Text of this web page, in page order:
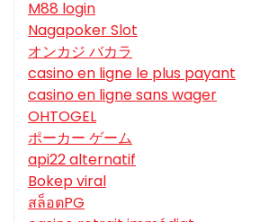
M88 login
Nagapoker Slot
オンカジ バカラ
casino en ligne le plus payant
casino en ligne sans wager
OHTOGEL
ポーカー ゲーム
api22 alternatif
Bokep viral
สล็อตPG